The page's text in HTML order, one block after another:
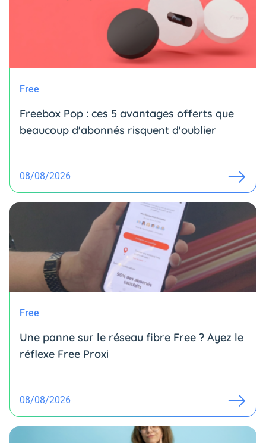
Free
Freebox Pop : ces 5 avantages offerts que
beaucoup d'abonnés risquent d'oublier
08/08/2026
Free
Une panne sur le réseau fibre Free ? Ayez le
réflexe Free Proxi
08/08/2026